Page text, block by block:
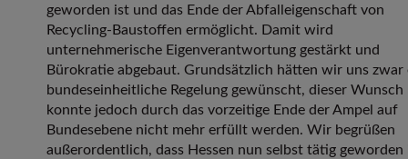
geworden ist und das Ende der Abfalleigenschaft von
Recycling-Baustoffen ermöglicht. Damit wird
unternehmerische Eigenverantwortung gestärkt und
Bürokratie abgebaut. Grundsätzlich hätten wir uns zwar
bundeseinheitliche Regelung gewünscht, dieser Wunsch
konnte jedoch durch das vorzeitige Ende der Ampel auf
Bundesebene nicht mehr erfüllt werden. Wir begrüßen
außerordentlich, dass Hessen nun selbst tätig geworden